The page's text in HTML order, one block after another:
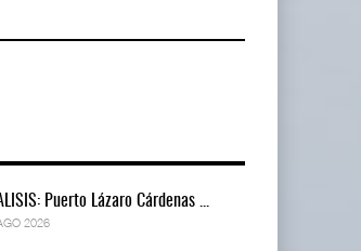
Puerto Lázaro Cárdenas ...
2026